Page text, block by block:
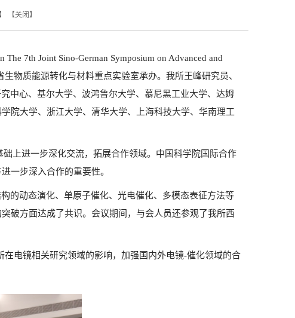
】 【关闭 】
The 7th Joint Sino-German Symposium on Advanced and
物质能源转化与材料重点实验室承办。我所王峰研究员、
中心、基尔大学、波鸿鲁尔大学、慕尼黑工业大学、达姆
院大学、浙江大学、清华大学、上海科技大学、华南理工
上进一步深化交流，拓展合作领域。中国科学院国际合作
一步深入合作的重要性。
的动态演化、单原子催化、光电催化、多模态表征方法等
破方面达成了共识。会议期间，与会人员还参观了我所西
电镜相关研究领域的影响，加强国内外电镜-催化领域的合